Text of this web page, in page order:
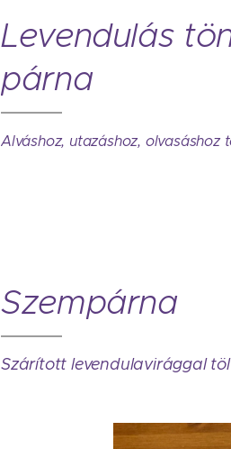
Levendulás
párna
Alváshoz, utazáshoz, olvasáshoz
Szempárna
Szárított levendulavirággal